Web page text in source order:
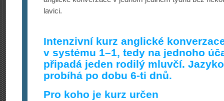
lavici.
Intenzivní kurz anglické
v systému 1–1, tedy na jednoho
připadá jeden rodilý mluvčí.
probíhá po dobu 6-ti dnů.
Pro koho je kurz určen